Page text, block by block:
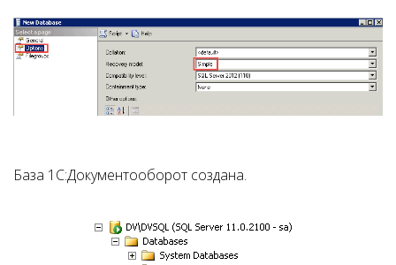
База 1С:Документооборот создана.